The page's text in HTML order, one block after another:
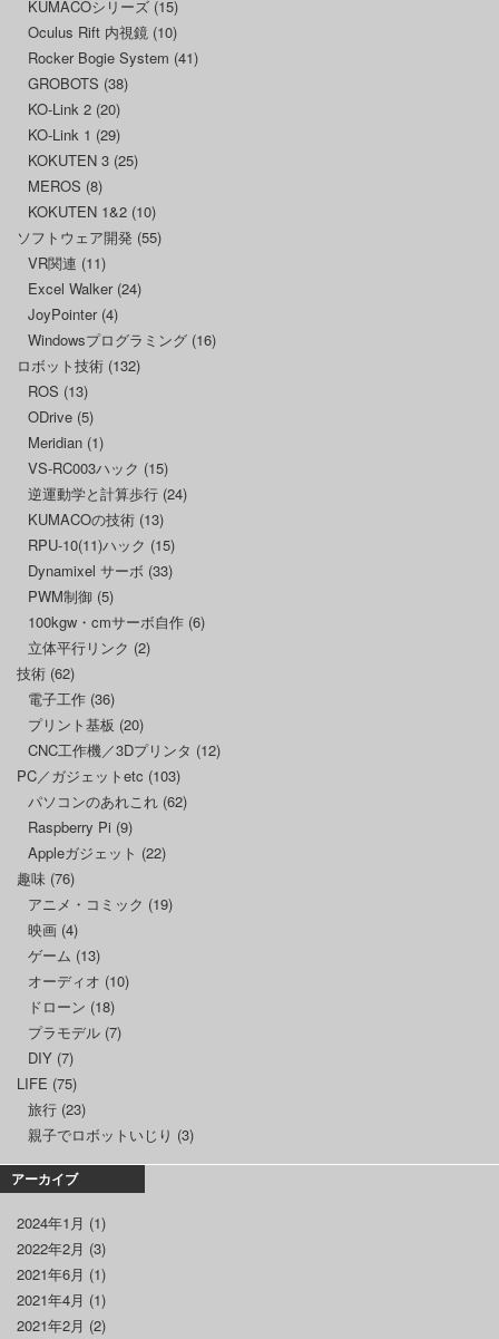
KUMACOシリーズ (15)
Oculus Rift 内視鏡 (10)
Rocker Bogie System (41)
GROBOTS (38)
KO-Link 2 (20)
KO-Link 1 (29)
KOKUTEN 3 (25)
MEROS (8)
KOKUTEN 1&2 (10)
ソフトウェア開発 (55)
VR関連 (11)
Excel Walker(24)
JoyPointer(4)
Windowsプログラミング (16)
ロボット技術 (132)
ROS (13)
ODrive (5)
Meridian (1)
VS-RC003ハック (15)
逆運動学と計算歩行 (24)
KUMACOの技術 (13)
RPU-10(11)ハック (15)
Dynamixel サーボ (33)
PWM制御 (5)
100kgw・cmサーボ自作 (6)
立体平行リンク (2)
技術 (62)
電子工作 (36)
プリント基板 (20)
CNC工作機／3Dプリンタ (12)
PC／ガジェットetc (103)
パソコンのあれこれ (62)
Raspberry Pi (9)
Appleガジェット (22)
趣味 (76)
アニメ・コミック (19)
映画 (4)
ゲーム (13)
オーディオ (10)
ドローン (18)
プラモデル (7)
DIY (7)
LIFE (75)
旅行 (23)
親子でロボットいじり (3)
アーカイブ
2024年1月 (1)
2022年2月 (3)
2021年6月 (1)
2021年4月 (1)
2021年2月 (2)